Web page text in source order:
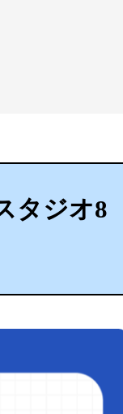
タジオ8